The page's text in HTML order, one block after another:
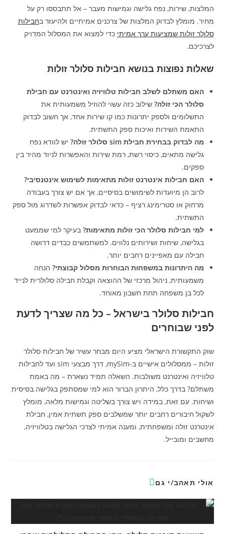
המלצות, שירות, נפח גלישה וגמישות מעבר – אל תתבססו רק על
מחיר. מומלץ לבדוק המלצות של צרכנים אמיתיים ולהיעזר בחבילות
סלולר זולות שמציעות ערך אמיתי כדי למצוא את המסלול המדויק
לצרכיכם.
שאלות נפוצות בנושא חבילות סלולר זולות
האם משתלם לשלב חבילות טלוויזיה ואינטרנט עם חבילת
סלולר הכי זולה? שילוב כזה עשוי להוזיל משמעותית את
התשלומים ולספק יתרונות כמו קו שירות אחד, אך חשוב לבדוק
התאמת השירות ואיכות ספק התשתית.
מה לבדוק בבחירת חבילת sim סלולר זולה?
יש לוודא נפח
גלישה מתאים, כיסוי רשת, רמת שירות והאפשרות לניוד מהיר בין
ספקים.
האם חבילות אינטרנט זולות מתאימות לשימוש אינטנסיבי?
לרוב הן מיועדות לשימושים בסיסיים, אך אם יש צורך בעבודה
מרחוק או סטרימינג רציף – כדאי לבדוק אפשרות לשדרוג מול ספק
התשתית.
למי חבילות סלולר הכי זולות מתאימות? בעיקר למי שממעט
בגלישה, שיחות ושירותים נלווים. למשתמשים כבדים דרושה
חבילה עם מאפיינים רחבים יותר.
מה היתרונות במשפחות הבוחרות מסלול קבוצתי? הנחה
משמעותית, ניהול מרכזי של ההוצאה וקבלת חבילה סלולרית לנייד
לכל בן משפחה תחת חשבון מאוחד.
חבילות סלולר בישראל – כל מה שצריך לדעת
לפני שבוחרים
שוק התקשורת הישראלי מציע היום מבחר עשיר של חבילות סלולר
זולות – ממסלולים אישיים ב-mySim, דרך מבצעי sim ועד לחבילות
טלוויזיה ואינטרנט משולבות. השאלה תמיד נשארת – מה באמת
משתלם? בדרך כלל, היתרון הברור הוא למי שמסתפק בגלישה בסיסית
ושיחות. עם זאת, במידה ויש צורך בשליטה וגמישות מלאה, מומלץ
לשקול חיבורים רחבים יותר שמשלבים ספק תשתית אמין, חבילת
אינטרנט זולה ומשפחתית, ומענה אמיתי לצרכי הגלישה בטלוויזיה,
מחשבים ומובייל.
אולי תאהב/י גם